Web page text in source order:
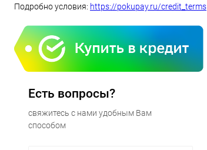
Подробно условия: https://pokupay.ru/credit_terms
Есть вопросы?
свяжитесь с нами удобным Вам
способом